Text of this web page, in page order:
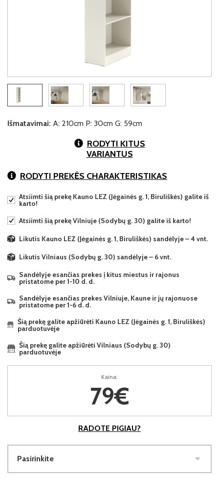
Išmatavimai: A: 210cm P: 30cm G: 59cm
RODYTI KITUS
VARIANTUS
RODYTI PREKĖS CHARAKTERISTIKAS
Atsiimti šią prekę Kauno LEZ (Jėgainės g. 1, Biruliškės) galite iš
karto!
Atsiimti šią prekę Vilniuje (Sodybų g. 30) galite iš karto!
Likutis Kauno LEZ (Jėgainės g. 1, Biruliškės) sandėlyje – 4 vnt.
Likutis Vilniaus (Sodybų g. 30) sandėlyje – 6 vnt.
Sandėlyje esančias prekes į kitus miestus ir rajonus
pristatome per 1-10 d. d.
Sandėlyje esančias prekes Vilniuje, Kaune ir jų rajonuose
pristatome per 1-6 d. d.
Šią prekę galite apžiūrėti Kauno LEZ (Jėgainės g. 1, Biruliškės)
parduotuvėje
Šią prekę galite apžiūrėti Vilniaus (Sodybų g. 30)
parduotuvėje
Kaina:
79€
RADOTE PIGIAU?
Pasirinkite